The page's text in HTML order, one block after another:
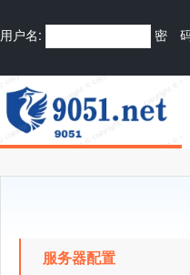
用户名: 密
服务器配置